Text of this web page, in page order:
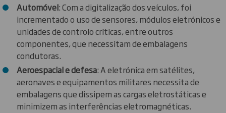
Automóvel: Com a digitalização dos veículos, foi
incrementado o uso de sensores, módulos eletrónicos e
unidades de controlo críticas, entre outros
componentes, que necessitam de embalagens
condutoras.
Aeroespacial e defesa: A eletrónica em satélites,
aeronaves e equipamentos militares necessita de
embalagens que dissipem as cargas eletrostáticas e
minimizem as interferências eletromagnéticas.